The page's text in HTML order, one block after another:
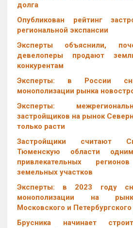
долга
Опубликован рейтинг
региональной экспансии
Эксперты объяснили,
девелоперы продают
конкурентам
Эксперты: в России
монополизации рынка
Эксперты:
застройщиков на рынок
только расти
Застройщики считают
Тюменскую области
привлекательных
земельных участков
Эксперты: в 2023 году
монополизации на
Московского и
Брусника начинает